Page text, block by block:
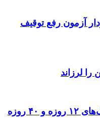
آزمون رفع توقیف
۲ عامل مهم صهیونیست‌ها در جنگ‌های ۱۲ روزه و ۴۰ روزه